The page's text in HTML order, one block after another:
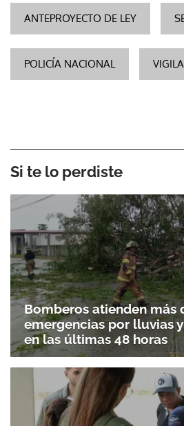
ANTEPROYECTO DE LEY
POLICÍA NACIONAL
Si te lo perdiste
Bomberos atienden más
emergencias por lluvias
en las últimas 48 horas